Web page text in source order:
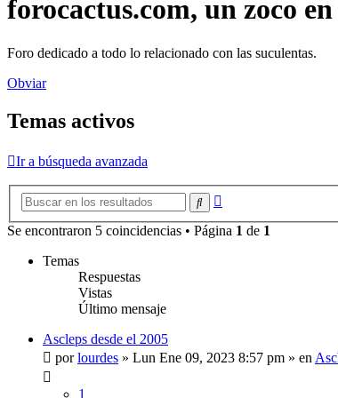
forocactus.com, un zoco
Foro dedicado a todo lo relacionado con las suculentas.
Obviar
Temas activos
Ir a búsqueda avanzada
Buscar
Se encontraron 5 coincidencias • Página 1 de 1
Temas
Respuestas
Vistas
Último mensaje
Ascleps desde el 2005
porlourdes » Lun Ene 09, 2023 8:57 pm » en
1